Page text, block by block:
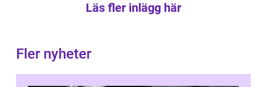
Läs fler inlägg här
Fler nyheter